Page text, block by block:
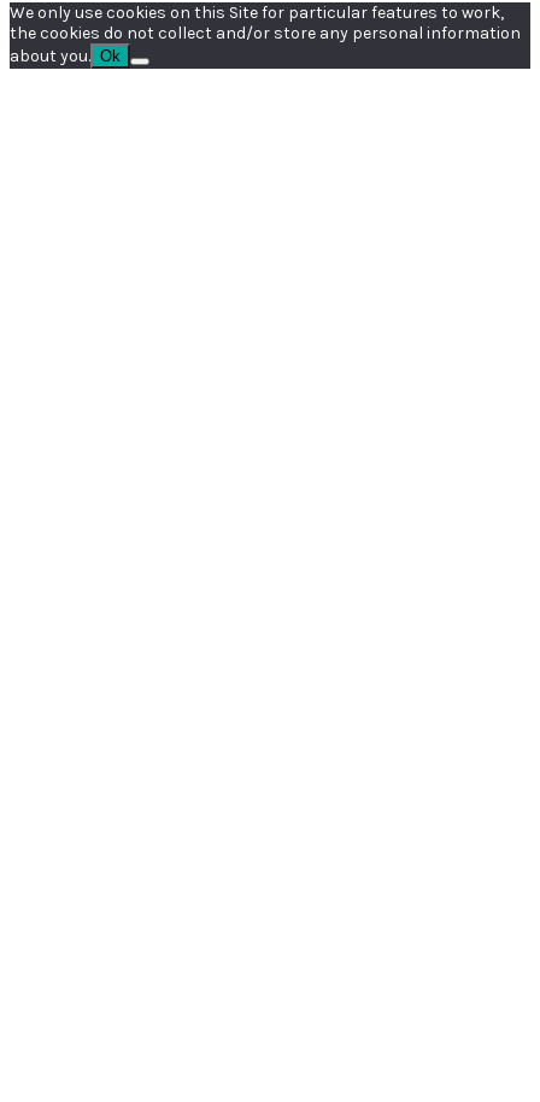
We only use cookies on this Site for particular features to work,
the cookies do not collect and/or store any personal information
about you. Ok